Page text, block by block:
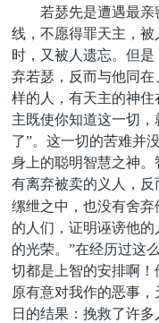
若瑟先是遭遇最
线，不愿得罪天主，
时，又被人遗忘。但
弃若瑟，反而与他同
样的人，有天主的神住
主既使你知道这一切
了”。这一切的苦难并
身上的聪明智慧之神
有离弃被卖的义人，反
缧绁之中，也没有舍
的人们，证明诬谤他
的光荣。”在经历过这
切都是上智的安排啊
原有意对我作的恶事
日的结果：挽救了许